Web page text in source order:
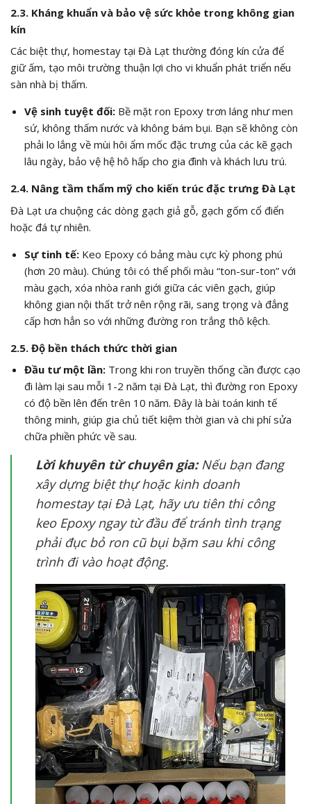
2.3. Kháng khuẩn và bảo vệ sức khỏe trong không gian
kín
Các biệt thự, homestay tại Đà Lạt thường đóng kín cửa để
giữ ấm, tạo môi trường thuận lợi cho vi khuẩn phát triển nếu
sàn nhà bị thấm.
Vệ sinh tuyệt đối:Bề mặt ron Epoxy trơn láng như men
sứ, không thấm nước và không bám bụi. Bạn sẽ không còn
phải lo lắng về mùi hôi ẩm mốc đặc trưng của các kẽ gạch
lâu ngày, bảo vệ hệ hô hấp cho gia đình và khách lưu trú.
2.4. Nâng tầm thẩm mỹ cho kiến trúc đặc trưng Đà Lạt
Đà Lạt ưa chuộng các dòng gạch giả gỗ, gạch gốm cổ điển
hoặc đá tự nhiên.
Sự tinh tế:Keo Epoxy có bảng màu cực kỳ phong phú
(hơn 20 màu). Chúng tôi có thể phối màu “ton-sur-ton” với
màu gạch, xóa nhòa ranh giới giữa các viên gạch, giúp
không gian nội thất trở nên rộng rãi, sang trọng và đẳng
cấp hơn hẳn so với những đường ron trắng thô kệch.
2.5. Độ bền thách thức thời gian
Đầu tư một lần:Trong khi ron truyền thống cần được cạo
đi làm lại sau mỗi 1-2 năm tại Đà Lạt, thì đường ron Epoxy
có độ bền lên đến trên 10 năm. Đây là bài toán kinh tế
thông minh, giúp gia chủ tiết kiệm thời gian và chi phí sửa
chữa phiền phức về sau.
Lời khuyên từ chuyên gia:Nếu bạn đang
xây dựng biệt thự hoặc kinh doanh
homestay tại Đà Lạt, hãy ưu tiên thi công
keo Epoxy ngay từ đầu để tránh tình trạng
phải đục bỏ ron cũ bụi bặm sau khi công
trình đi vào hoạt động.